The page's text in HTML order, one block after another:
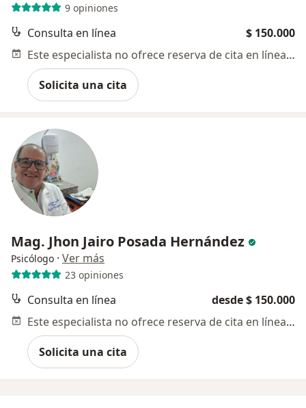
9 opiniones
Consulta en línea
$ 150.000
Este especialista no ofrece reserva de cita en línea en esta dirección.
Solicita una cita
Mag. Jhon Jairo Posada Hernández
Psicólogo · Ver más
23 opiniones
Consulta en línea
desde $ 150.000
Este especialista no ofrece reserva de cita en línea en esta dirección.
Solicita una cita